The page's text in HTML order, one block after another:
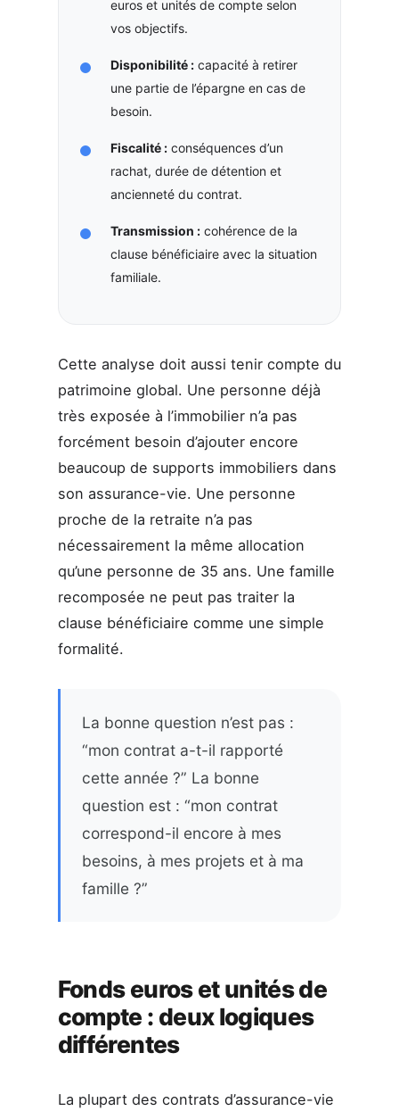
euros et unités de compte selon
vos objectifs.
Disponibilité :capacité à retirer
une partie de l’épargne en cas de
besoin.
Fiscalité :conséquences d’un
rachat, durée de détention et
ancienneté du contrat.
Transmission :cohérence de la
clause bénéficiaire avec la situation
familiale.
Cette analyse doit aussi tenir compte du
patrimoine global. Une personne déjà
très exposée à l’immobilier n’a pas
forcément besoin d’ajouter encore
beaucoup de supports immobiliers dans
son assurance-vie. Une personne
proche de la retraite n’a pas
nécessairement la même allocation
qu’une personne de 35 ans. Une famille
recomposée ne peut pas traiter la
clause bénéficiaire comme une simple
formalité.
La bonne question n’est pas :
“mon contrat a-t-il rapporté
cette année ?” La bonne
question est : “mon contrat
correspond-il encore à mes
besoins, à mes projets et à ma
famille ?”
Fonds euros et unités de
compte : deux logiques
différentes
La plupart des contrats d’assurance-vie